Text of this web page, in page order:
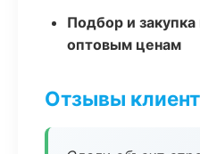
Подбор и
оптовым ценам
Отзывы